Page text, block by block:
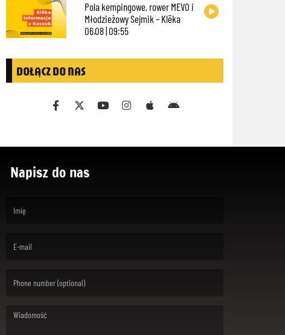
Pola kempingowe, rower MEVO i
Młodzieżowy Sejmik – Klëka
06.08 | 09:55
DOŁĄCZ DO NAS
Napisz do nas